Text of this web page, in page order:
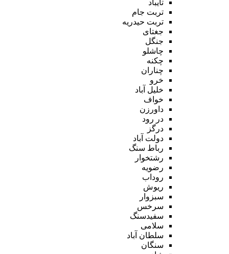
تایباد
تربت جام
تربت حیدریه
جغتای
جنگل
چاشلو
چکنه
چناران
خرو
خلیل آباد
خواف
داورزن
در رود
درگز
دولت آباد
رباط سنگ
رشتخوار
رضویه
روداب
ریوش
سبزوار
سرخس
سفیدسنگ
سلامی
سلطان آباد
سنگان